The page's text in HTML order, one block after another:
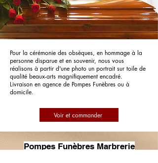
Pour la cérémonie des obsèques, en hommage à la
personne disparue et en souvenir, nous vous
réalisons à partir d'une photo un portrait sur toile de
qualité beaux-arts magnifiquement encadré.
Livraison en agence de Pompes Funèbres ou à
domicile.
Voir et commander
Pompes Funèbres Marbrerie